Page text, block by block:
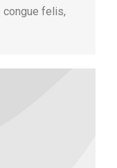
congue felis,